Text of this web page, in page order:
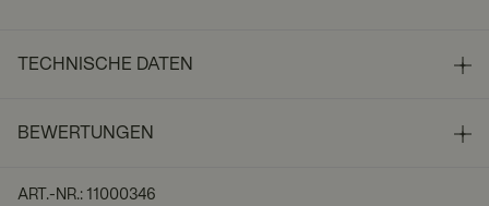
TECHNISCHE DATEN
BEWERTUNGEN
ART.-NR.: 11000346